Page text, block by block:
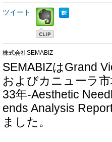
ツイート
株式会社SEMABIZ
SEMABIZはGrand
およびカニューラ
33年-Aesthetic
ends Analysis
ました。